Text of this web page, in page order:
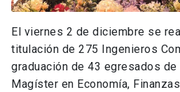
El viernes 2 de diciembre se
titulación de 275 Ingenieros
graduación de 43 egresados
Magíster en Economía,